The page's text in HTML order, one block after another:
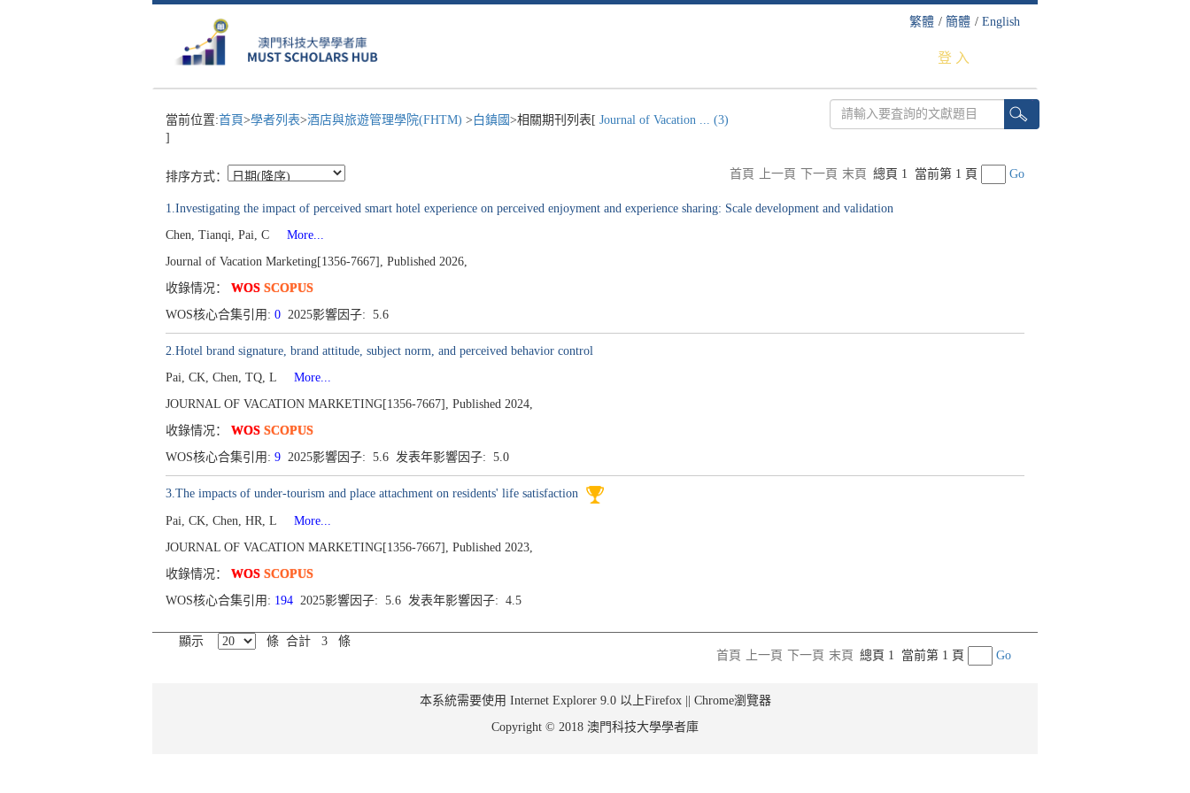
繁體 / 簡體 / English
登 入
當前位置:首頁>學者列表>酒店與旅遊管理學院(FHTM) > 白鎮國>相關期刊列表[ Journal of Vacation ... (3)
]
排序方式： 首頁 上一頁 下一頁 末頁 總頁 1 當前第 1 頁 Go
1.Investigating the impact of perceived smart hotel experience on perceived enjoyment and experience sharing: Scale development and validation
Chen, Tianqi, Pai, C
More...
Journal of Vacation Marketing[1356-7667], Published 2026,
收錄情况： WOS SCOPUS
WOS核心合集引用: 0 2025影響因子: 5.6
2.Hotel brand signature, brand attitude, subject norm, and perceived behavior control
Pai, CK, Chen, TQ, L
More...
JOURNAL OF VACATION MARKETING[1356-7667], Published 2024,
收錄情况： WOS SCOPUS
WOS核心合集引用: 9 2025影響因子: 5.6 发表年影響因子: 5.0
3.The impacts of under-tourism and place attachment on residents' life satisfaction
Pai, CK, Chen, HR, L
More...
JOURNAL OF VACATION MARKETING[1356-7667], Published 2023,
收錄情况： WOS SCOPUS
WOS核心合集引用: 194 2025影響因子: 5.6 发表年影響因子: 4.5
顯示
條 合計 3 條
首頁
上一頁 下一頁 末頁 總頁 1 當前第 1 頁 Go
本系統需要使用 Internet Explorer 9.0 以上Firefox || Chrome瀏覽器
Copyright © 2018 澳門科技大學學者庫